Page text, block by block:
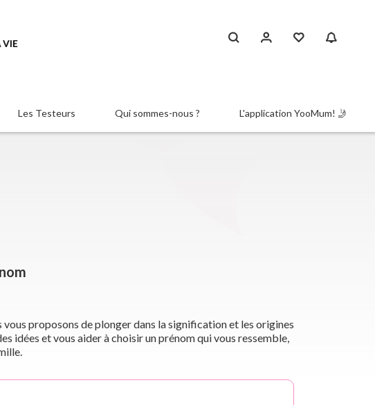
Les Testeurs Qui sommes-nous ? L'application YooMum! 🤳
proposons de plonger dans la signification et les origines
idées et vous aider à choisir un prénom qui vous ressemble,